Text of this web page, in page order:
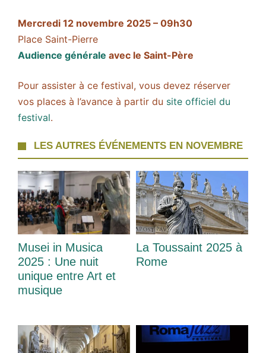
Mercredi 12 novembre 2025 – 09h30
Place Saint-Pierre
Audience générale avec le Saint-Père
Pour assister à ce festival, vous devez réserver
vos places à l’avance à partir du site officiel du
festival.
LES AUTRES ÉVÉNEMENTS EN NOVEMBRE
Musei in Musica
2025 : Une nuit
unique entre Art et
musique
La Toussaint 2025 à
Rome